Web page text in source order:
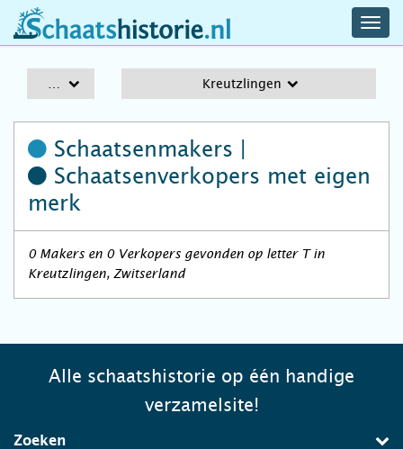
schaatshistorie.nl
Kreutzlingen
Schaatsenmakers |
Schaatsenverkopers met eigen
merk
0 Makers en 0 Verkopers gevonden op letter T in
Kreutzlingen, Zwitserland
Alle schaatshistorie op één handige
verzamelsite!
Zoeken